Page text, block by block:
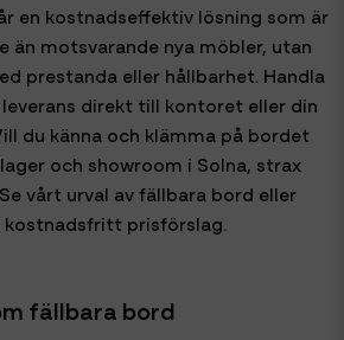
en kostnadseffektiv lösning som är
än motsvarande nya möbler, utan
prestanda eller hållbarhet. Handla
direkt till kontoret eller din
du känna och klämma på bordet
och showroom i Solna, strax
vårt urval av fällbara bord eller
prisförslag.
fällbara bord